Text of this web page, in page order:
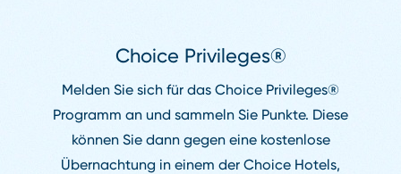
Choice Privileges®
Melden Sie sich für das Choice Privileges®
Programm an und sammeln Sie Punkte. Diese
können Sie dann gegen eine kostenlose
Übernachtung in einem der Choice Hotels,